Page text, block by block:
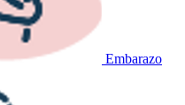
Embarazo